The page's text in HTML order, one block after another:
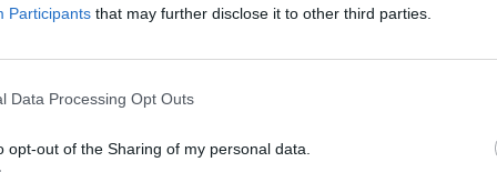
Participants that may further disclose it to other third parties.
Data Processing Opt Outs
opt-out of the Sharing of my personal data.